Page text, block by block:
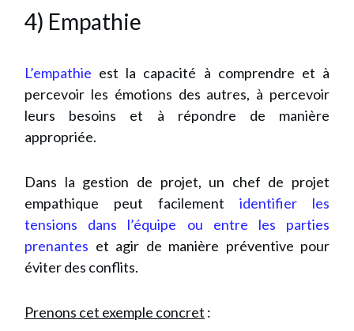
4) Empathie
L’empathie est la capacité à comprendre et à
percevoir les émotions des autres, à percevoir
leurs besoins et à répondre de manière
appropriée.
Dans la gestion de projet, un chef de projet
empathique peut facilement identifier les
tensions dans l’équipe ou entre les parties
prenantes et agir de manière préventive pour
éviter des conflits.
Prenons cet exemple concret :